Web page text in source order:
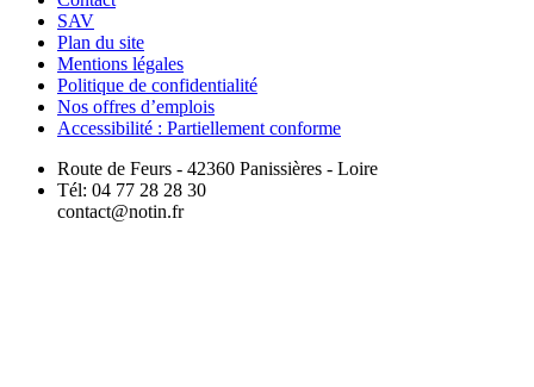
SAV
Plan du site
Mentions légales
Politique de confidentialité
Nos offres d’emplois
Accessibilité : Partiellement conforme
Route de Feurs - 42360 Panissières - Loire
Tél: 04 77 28 28 30
contact@notin.fr